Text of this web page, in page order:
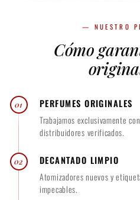
— NUESTRO
Cómo
01
PERFUMES ORIGINALES
Trabajamos exclusivamente
distribuidores verificados.
02
DECANTADO LIMPIO
Atomizadores nuevos y
impecables.